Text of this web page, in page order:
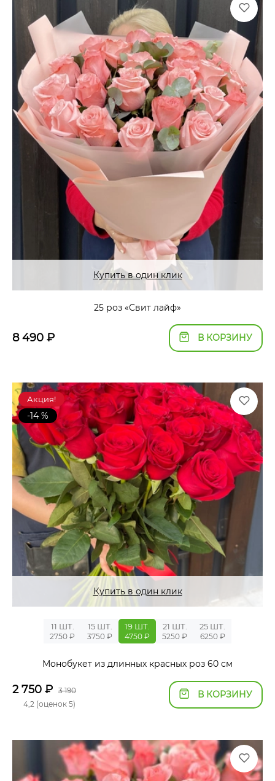
Купить в один клик
25 роз «Свит лайф»
8 490 ₽ В КОРЗИНУ
Акция!
-14 %
Купить в один клик
11 ШТ.
2750 ₽
15 ШТ.
3750 ₽
19 ШТ.
4750 ₽
21 ШТ.
5250 ₽
25 ШТ.
6250 ₽
Монобукет из длинных красных роз 60 см
2 750 ₽ 3 190
4,2 (оценок 5)
В КОРЗИНУ